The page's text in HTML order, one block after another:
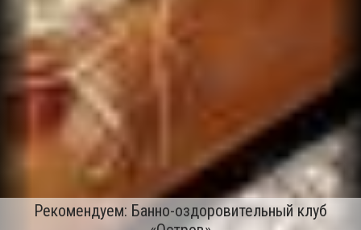
Рекомендуем: Банно-оздоровительный клуб